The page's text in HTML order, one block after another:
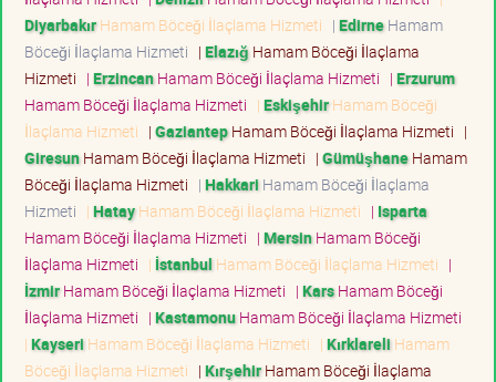
DiyarbakırHamam Böceği İlaçlama Hizmeti | EdirneHamam
Böceği İlaçlama Hizmeti | Elazığ Hamam Böceği İlaçlama
Hizmeti | ErzincanHamam Böceği İlaçlama Hizmeti | Erzurum
Hamam Böceği İlaçlama Hizmeti | EskişehirHamam Böceği
İlaçlama Hizmeti | GaziantepHamam Böceği İlaçlama Hizmeti |
GiresunHamam Böceği İlaçlama Hizmeti | GümüşhaneHamam
Böceği İlaçlama Hizmeti | Hakkari Hamam Böceği İlaçlama
Hizmeti | HatayHamam Böceği İlaçlama Hizmeti | Isparta
Hamam Böceği İlaçlama Hizmeti | MersinHamam Böceği
İlaçlama Hizmeti | İstanbul Hamam Böceği İlaçlama Hizmeti |
İzmirHamam Böceği İlaçlama Hizmeti | KarsHamam Böceği
İlaçlama Hizmeti | KastamonuHamam Böceği İlaçlama Hizmeti
| Kayseri Hamam Böceği İlaçlama Hizmeti | Kırklareli Hamam
Böceği İlaçlama Hizmeti | KırşehirHamam Böceği İlaçlama